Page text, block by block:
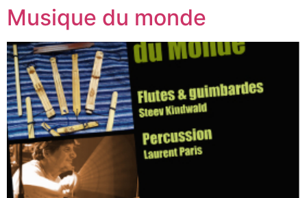
Musique du monde